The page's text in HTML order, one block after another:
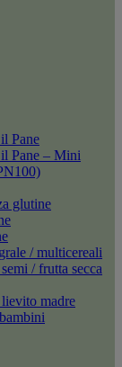
Pane
Pane – Mini
glutine
/ multicereali
/ frutta secca
madre